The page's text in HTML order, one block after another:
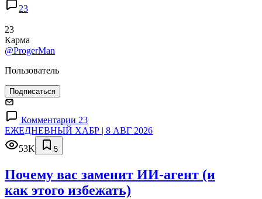
23
23
Карма
@ProgerMan
Пользователь
Подписаться
Комментарии 23
ЕЖЕДНЕВНЫЙ ХАБР | 8 АВГ 2026
53K
5
Почему вас заменит ИИ‑агент (и
как этого избежать)